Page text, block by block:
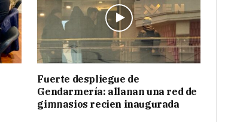
Fuerte despliegue de
Gendarmería: allanan una red de
gimnasios recien inaugurada